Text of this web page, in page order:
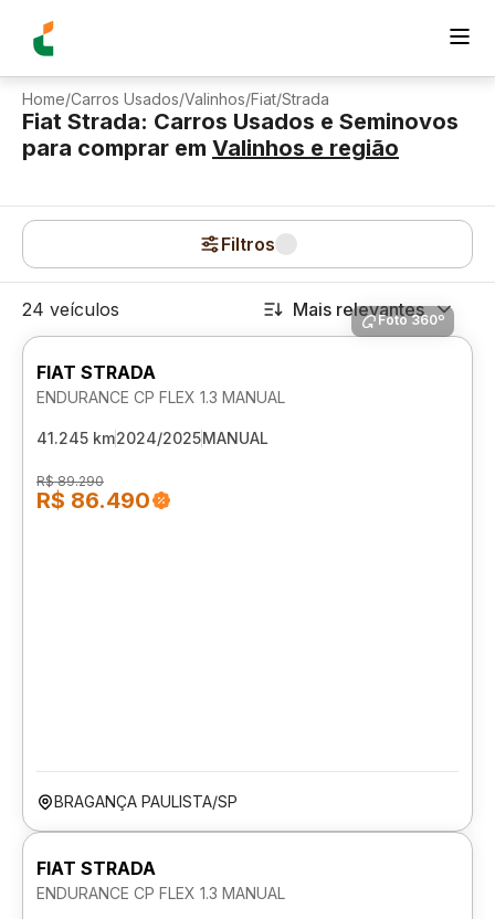
Home/Carros Usados/Valinhos/Fiat/Strada
Fiat Strada: Carros Usados e Seminovos
para comprar em Valinhos e região
Filtros
24 veículos Mais relevantes
Foto 360º
FIAT STRADA
ENDURANCE CP FLEX 1.3 MANUAL
41.245 km2024/2025MANUAL
R$ 89.290
R$ 86.490
BRAGANÇA PAULISTA/SP
FIAT STRADA
ENDURANCE CP FLEX 1.3 MANUAL